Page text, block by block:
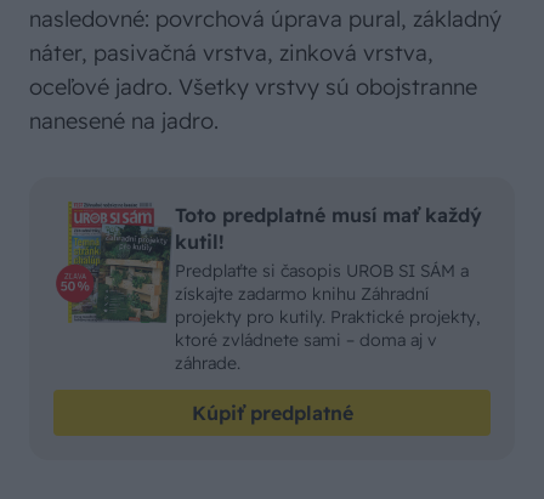
nasledovné: povrchová úprava pural, základný
náter, pasivačná vrstva, zinková vrstva,
oceľové jadro. Všetky vrstvy sú obojstranne
nanesené na jadro.
Toto predplatné musí mať každý
kutil!
Predplaťte si časopis UROB SI SÁM a
získajte zadarmo knihu Záhradní
projekty pro kutily. Praktické projekty,
ktoré zvládnete sami – doma aj v
záhrade.
Kúpiť predplatné